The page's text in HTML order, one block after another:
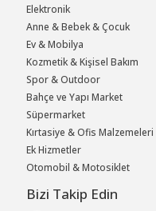
Elektronik
Anne & Bebek & Çocuk
Ev & Mobilya
Kozmetik & Kişisel Bakım
Spor & Outdoor
Bahçe ve Yapı Market
Süpermarket
Kırtasiye & Ofis Malzemeleri
Ek Hizmetler
Otomobil & Motosiklet
Bizi Takip Edin